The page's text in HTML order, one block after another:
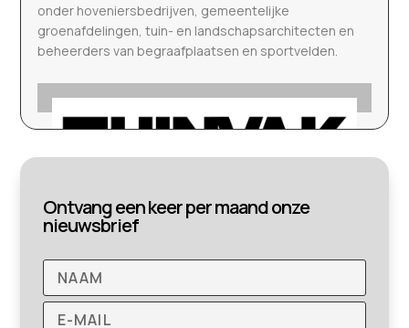
onder hoveniersbedrijven, gemeentelijke
groenafdelingen, tuin- en landschapsarchitecten en
beheerders van begraafplaatsen en sportvelden.
Ontvang een keer per maand onze
nieuwsbrief